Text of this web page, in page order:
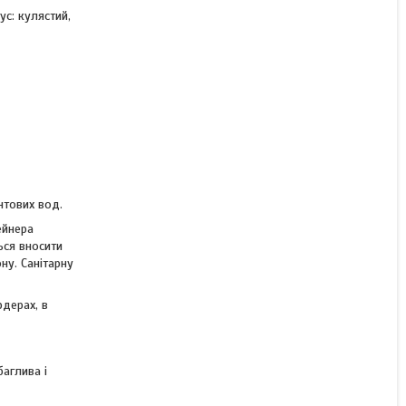
кулястий,
вод.
вносити
Санітарну
в
і